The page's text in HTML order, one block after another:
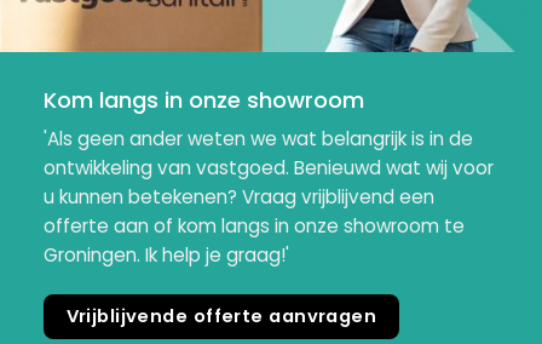
Kom langs in onze showroom
'Als geen ander weten we wat belangrijk is in de
ontwikkeling van vastgoed. Benieuwd wat wij voor
u kunnen betekenen? Vraag vrijblijvend een
offerte aan of kom langs in onze showroom te
Groningen. Ik help je graag!'
Vrijblijvende offerte aanvragen